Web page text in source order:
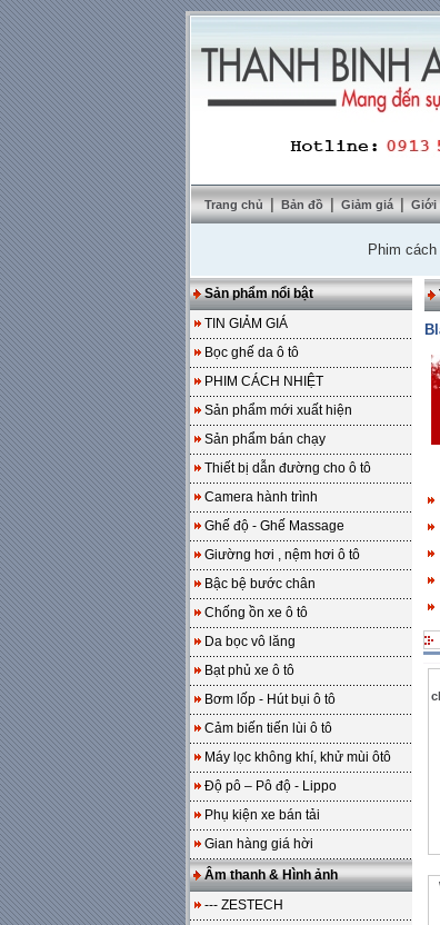
Trang chủ | Bản đồ | Giảm giá | Giới
Phim cách nhiệt
Sản phẩm nổi bật
TIN GIẢM GIÁ
Bọc ghế da ô tô
PHIM CÁCH NHIỆT
Sản phẩm mới xuất hiện
Sản phẩm bán chạy
Thiết bị dẫn đường cho ô tô
Camera hành trình
Ghế độ - Ghế Massage
Giường hơi , nệm hơi ô tô
Bậc bệ bước chân
Chống ồn xe ô tô
Da bọc vô lăng
Bạt phủ xe ô tô
Bơm lốp - Hút bụi ô tô
Cảm biến tiến lùi ô tô
Máy lọc không khí, khử mùi ôtô
Độ pô – Pô độ - Lippo
Phụ kiện xe bán tải
Gian hàng giá hời
Âm thanh & Hình ảnh
--- ZESTECH